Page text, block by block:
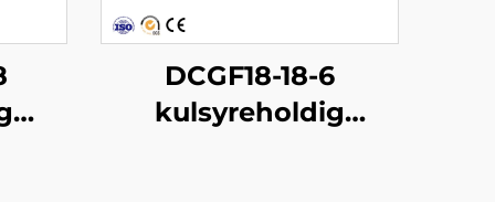
DCGF18-18-6
kulsyreholdig